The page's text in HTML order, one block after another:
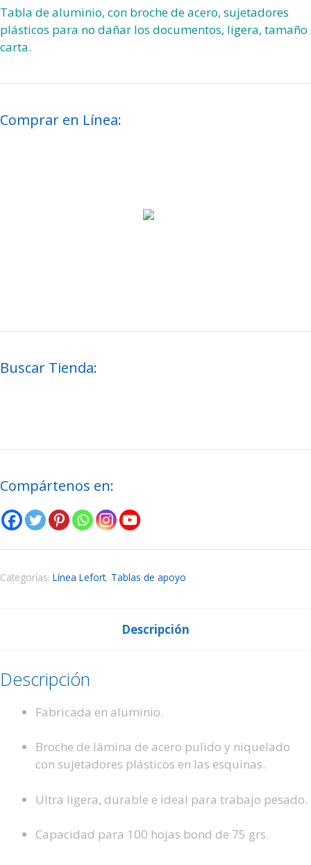
Tabla de aluminio, con broche de acero, sujetadores
plásticos para no dañar los documentos, ligera, tamaño
carta.
Comprar en Línea:
Buscar Tienda:
Compártenos en:
Categorías: Línea Lefort, Tablas de apoyo
Descripción
Descripción
Fabricada en aluminio.
Broche de lámina de acero pulido y niquelado
con sujetadores plásticos en las esquinas.
Ultra ligera, durable e ideal para trabajo pesado.
Capacidad para 100 hojas bond de 75 grs.